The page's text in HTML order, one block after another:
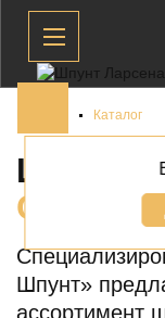
Каталог
ШПУНТ
Шпунт»
ассортимент